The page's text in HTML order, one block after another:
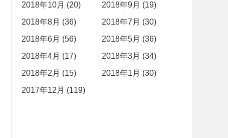
2018年10月 (20)
2018年9月 (19)
2018年8月 (36)
2018年7月 (30)
2018年6月 (56)
2018年5月 (36)
2018年4月 (17)
2018年3月 (34)
2018年2月 (15)
2018年1月 (30)
2017年12月 (119)